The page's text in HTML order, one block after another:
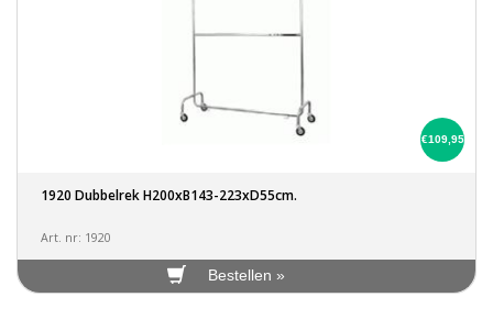
€109,95
1920 Dubbelrek H200xB143-223xD55cm.
Art. nr: 1920
Bestellen »